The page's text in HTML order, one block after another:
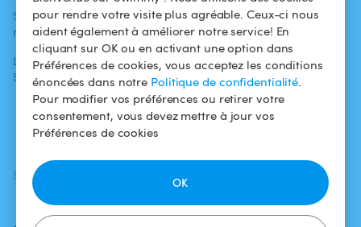
pour rendre votre visite plus agréable. Ceux-ci nous
aident également à améliorer notre service! En
cliquant sur OK ou en activant une option dans
Préférences de cookies, vous acceptez les conditions
énoncées dans notre Politique de confidentialité.
Pour modifier vos préférences ou retirer votre
consentement, vous devez mettre à jour vos
Préférences de cookies
OK
Swimmy dans les
médias
L'aventure
Swimmy
Pour les
propriétaires
Louer ma piscine
Comment ça
marche ?
Conditions
d'utilisation
Politique de
confidentialité
Mentions légales
SUIVEZ-NOUS
Facebook